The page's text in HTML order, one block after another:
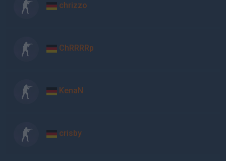
chrizzo
ChRRRRp
KenaN
crisby